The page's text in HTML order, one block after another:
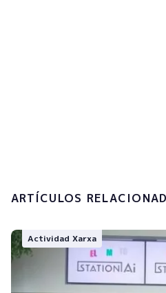
ARTÍCULOS
Actividad Xarxa